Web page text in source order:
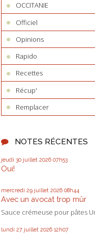
OCCITANIE
Officiel
Opinions
Rapido
Recettes
Récup'
Remplacer
NOTES RÉCENTES
jeudi 30 juillet 2026 07h53
Oui!
mercredi 29 juillet 2026 08h44
Avec un avocat trop mûr
Sauce crémeuse pour pâtes
lundi 27 juillet 2026 12h07